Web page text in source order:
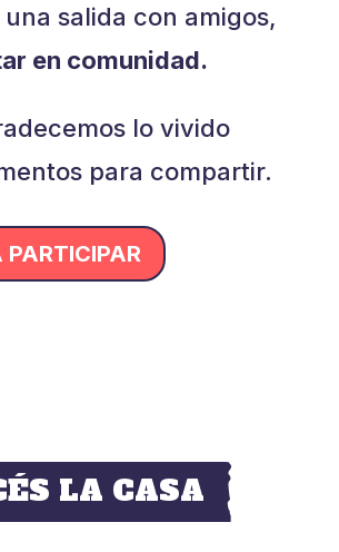
salida con amigos,
en comunidad.
lo vivido
para compartir.
PARTICIPAR
LA CASA